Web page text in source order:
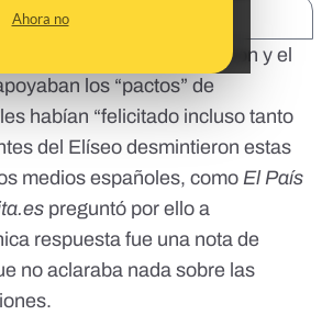
Ahora no
Rivera dijera que Macron y el
los “pactos” de
habían “felicitado incluso tanto
del Elíseo desmintieron estas
medios españoles, como El País
preguntó por ello a
respuesta fue una nota de
no aclaraba nada sobre las